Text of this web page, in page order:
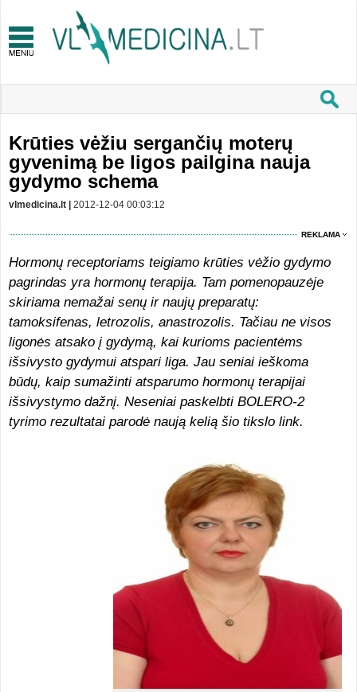
Krūties vėžiu sergančių moterų
gyvenimą be ligos pailgina nauja
gydymo schema
vlmedicina.lt | 2012-12-04 00:03:12
REKLAMA
Hormonų receptoriams teigiamo krūties vėžio gydymo
pagrindas yra hormonų terapija. Tam pomenopauzėje
skiriama nemažai senų ir naujų preparatų:
tamoksifenas, letrozolis, anastrozolis. Tačiau ne visos
ligonės atsako į gydymą, kai kurioms pacientėms
išsivysto gydymui atspari liga. Jau seniai ieškoma
būdų, kaip sumažinti atsparumo hormonų terapijai
išsivystymo dažnį. Neseniai paskelbti BOLERO-2
tyrimo rezultatai parodė naują kelią šio tikslo link.